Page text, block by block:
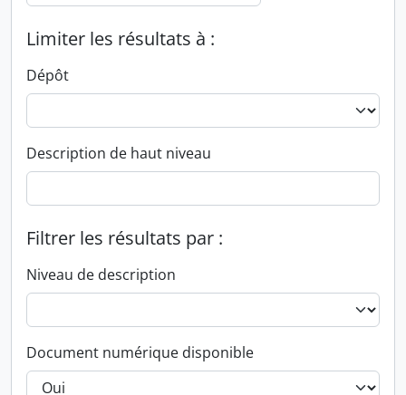
Limiter les résultats à :
Dépôt
Description de haut niveau
Filtrer les résultats par :
Niveau de description
Document numérique disponible